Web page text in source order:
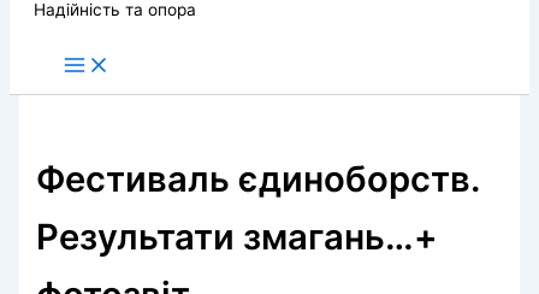
Надійність та опора
Фестиваль єдиноборств.
Результати змагань…+